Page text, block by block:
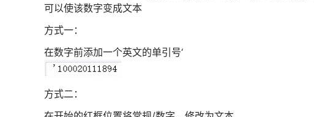
可以使该数字变成文本
方式一：
在数字前添加一个英文的单引号‘
方式二：